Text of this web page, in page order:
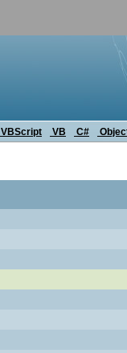
VBScript VB C#